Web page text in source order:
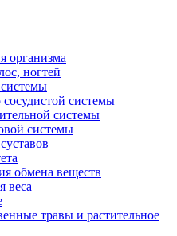
организма
ногтей
системы
системы
системы
обмена веществ
веса
травы и растительное